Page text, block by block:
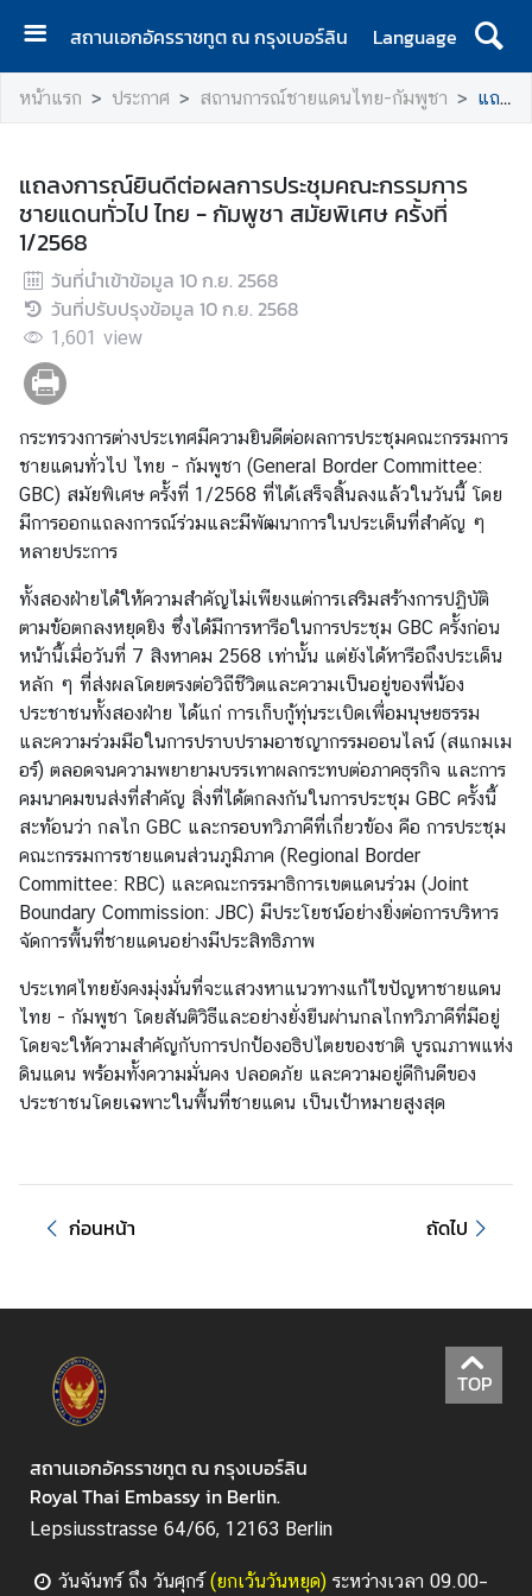
สถานเอกอัครราชทูต ณ กรุงเบอร์ลิน
Language
ห
น้
ร
ก
ส
า
ร
จ
า
เ
อ
ก
อั
ค
ร
า
ช
ต
ติ
ด
ต่
อ
เ
ร
า
วั
ห
ยุ
ด
บ
ร
า
น
ก
ร
ก
ง
หน้าแรก ประกาศ สถานการณ์ชายแดนไทย-กัมพูชา แถลงการณ์ยินดีต่อผลการประชุมคณะกรรมการชายแดนทั่วไป ไทย - กัมพูชา สมัยพิเศษ ครั้งที่ 1/2568
แถลงการณ์ยินดีต่อผลการประชุมคณะกรรมการ
ชายแดนทั่วไป ไทย - กัมพูชา สมัยพิเศษ ครั้งที่
1/2568
วันที่นำเข้าข้อมูล 10 ก.ย. 2568
วันที่ปรับปรุงข้อมูล 10 ก.ย. 2568
1,601 view
กระทรวงการต่างประเทศมีความยินดีต่อผลการประชุมคณะกรรมการ
ชายแดนทั่วไป ไทย - กัมพูชา (General Border Committee:
GBC) สมัยพิเศษ ครั้งที่ 1/2568 ที่ได้เสร็จสิ้นลงแล้วในวันนี้ โดย
มีการออกแถลงการณ์ร่วมและมีพัฒนาการในประเด็นที่สำคัญ ๆ
หลายประการ
ทั้งสองฝ่ายได้ให้ความสำคัญไม่เพียงแต่การเสริมสร้างการปฏิบัติ
ตามข้อตกลงหยุดยิง ซึ่งได้มีการหารือในการประชุม GBC ครั้งก่อน
หน้านี้เมื่อวันที่ 7 สิงหาคม 2568 เท่านั้น แต่ยังได้หารือถึงประเด็น
หลัก ๆ ที่ส่งผลโดยตรงต่อวิถีชีวิตและความเป็นอยู่ของพี่น้อง
ประชาชนทั้งสองฝ่าย ได้แก่ การเก็บกู้ทุ่นระเบิดเพื่อมนุษยธรรม
และความร่วมมือในการปราบปรามอาชญากรรมออนไลน์ (สแกมเม
อร์) ตลอดจนความพยายามบรรเทาผลกระทบต่อภาคธุรกิจ และการ
คมนาคมขนส่งที่สำคัญ สิ่งที่ได้ตกลงกันในการประชุม GBC ครั้งนี้
สะท้อนว่า กลไก GBC และกรอบทวิภาคีที่เกี่ยวข้อง คือ การประชุม
คณะกรรมการชายแดนส่วนภูมิภาค (Regional Border
Committee: RBC) และคณะกรรมาธิการเขตแดนร่วม (Joint
Boundary Commission: JBC) มีประโยชน์อย่างยิ่งต่อการบริหาร
จัดการพื้นที่ชายแดนอย่างมีประสิทธิภาพ
ประเทศไทยยังคงมุ่งมั่นที่จะแสวงหาแนวทางแก้ไขปัญหาชายแดน
ไทย - กัมพูชา โดยสันติวิธีและอย่างยั่งยืนผ่านกลไกทวิภาคีที่มีอยู่
โดยจะให้ความสำคัญกับการปกป้องอธิปไตยของชาติ บูรณภาพแห่ง
ดินแดน พร้อมทั้งความมั่นคง ปลอดภัย และความอยู่ดีกินดีของ
ประชาชนโดยเฉพาะในพื้นที่ชายแดน เป็นเป้าหมายสูงสุด
ก่อนหน้า ถัดไป
TOP
สถานเอกอัครราชทูต ณ กรุงเบอร์ลิน
Royal Thai Embassy in Berlin.
Lepsiusstrasse 64/66, 12163 Berlin
วันจันทร์ ถึง วันศุกร์ (ยกเว้นวันหยุด) ระหว่างเวลา 09.00–